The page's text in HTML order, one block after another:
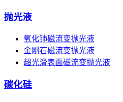
抛光液
氧化铈磁流变抛光液
金刚石磁流变抛光液
超光滑表面磁流变抛光液
碳化硅